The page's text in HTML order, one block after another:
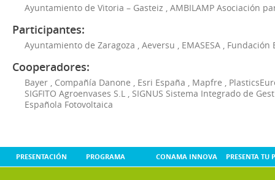
Ayuntamiento de Vitoria – Gasteiz AMBILAMP Asociación
Participantes:
Ayuntamiento de Zaragoza Aeversu EMASESA Fundación
Cooperadores:
Bayer Compañía Danone Esri España Mapfre
SIGFITO Agroenvases S.L
SIGNUS Sistema Integrado de
Española Fotovoltaica
PRESENTACIÓN PROGRAMA CONAMA INNOVA PRESENTA TU